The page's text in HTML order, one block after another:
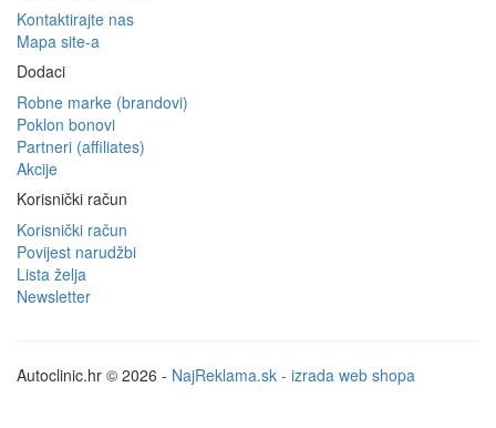
Kontaktirajte nas
Mapa site-a
Dodaci
Robne marke (brandovi)
Poklon bonovi
Partneri (affiliates)
Akcije
Korisnički račun
Korisnički račun
Povijest narudžbi
Lista želja
Newsletter
Autoclinic.hr © 2026 - NajReklama.sk - izrada web shopa